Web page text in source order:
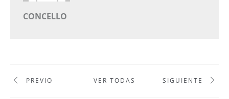
CONCELLO
PREVIO VER TODAS SIGUIENTE